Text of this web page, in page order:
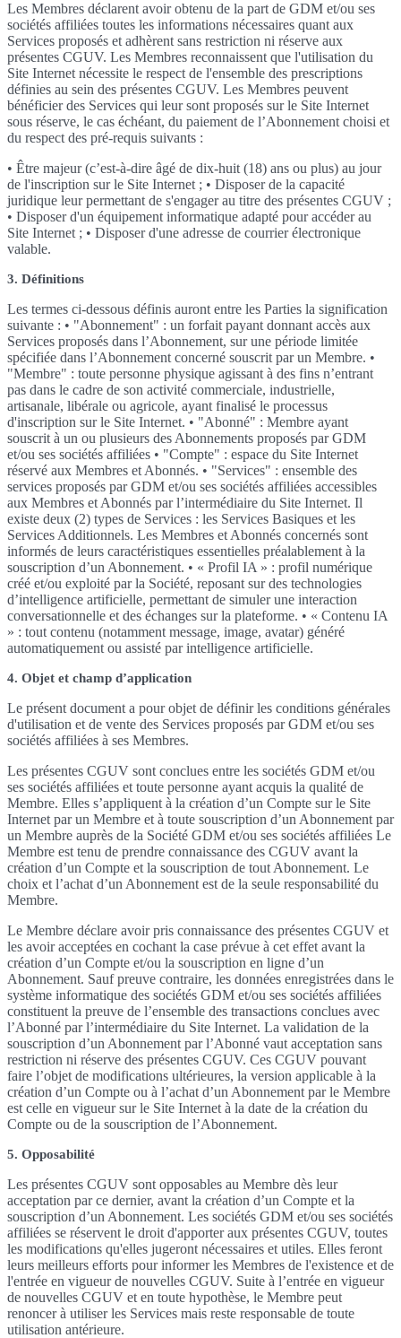
Les Membres déclarent avoir obtenu de la part de GDM et/ou ses
sociétés affiliées toutes les informations nécessaires quant aux
Services proposés et adhèrent sans restriction ni réserve aux
présentes CGUV. Les Membres reconnaissent que l'utilisation du
Site Internet nécessite le respect de l'ensemble des prescriptions
définies au sein des présentes CGUV. Les Membres peuvent
bénéficier des Services qui leur sont proposés sur le Site Internet
sous réserve, le cas échéant, du paiement de l’Abonnement choisi et
du respect des pré-requis suivants :
• Être majeur (c’est-à-dire âgé de dix-huit (18) ans ou plus) au jour
de l'inscription sur le Site Internet ; • Disposer de la capacité
juridique leur permettant de s'engager au titre des présentes CGUV ;
• Disposer d'un équipement informatique adapté pour accéder au
Site Internet ; • Disposer d'une adresse de courrier électronique
valable.
3. Définitions
Les termes ci-dessous définis auront entre les Parties la signification
suivante : • "Abonnement" : un forfait payant donnant accès aux
Services proposés dans l’Abonnement, sur une période limitée
spécifiée dans l’Abonnement concerné souscrit par un Membre. •
"Membre" : toute personne physique agissant à des fins n’entrant
pas dans le cadre de son activité commerciale, industrielle,
artisanale, libérale ou agricole, ayant finalisé le processus
d'inscription sur le Site Internet. • "Abonné" : Membre ayant
souscrit à un ou plusieurs des Abonnements proposés par GDM
et/ou ses sociétés affiliées • "Compte" : espace du Site Internet
réservé aux Membres et Abonnés. • "Services" : ensemble des
services proposés par GDM et/ou ses sociétés affiliées accessibles
aux Membres et Abonnés par l’intermédiaire du Site Internet. Il
existe deux (2) types de Services : les Services Basiques et les
Services Additionnels. Les Membres et Abonnés concernés sont
informés de leurs caractéristiques essentielles préalablement à la
souscription d’un Abonnement. • « Profil IA » : profil numérique
créé et/ou exploité par la Société, reposant sur des technologies
d’intelligence artificielle, permettant de simuler une interaction
conversationnelle et des échanges sur la plateforme. • « Contenu IA
» : tout contenu (notamment message, image, avatar) généré
automatiquement ou assisté par intelligence artificielle.
4. Objet et champ d’application
Le présent document a pour objet de définir les conditions générales
d'utilisation et de vente des Services proposés par GDM et/ou ses
sociétés affiliées à ses Membres.
Les présentes CGUV sont conclues entre les sociétés GDM et/ou
ses sociétés affiliées et toute personne ayant acquis la qualité de
Membre. Elles s’appliquent à la création d’un Compte sur le Site
Internet par un Membre et à toute souscription d’un Abonnement par
un Membre auprès de la Société GDM et/ou ses sociétés affiliées Le
Membre est tenu de prendre connaissance des CGUV avant la
création d’un Compte et la souscription de tout Abonnement. Le
choix et l’achat d’un Abonnement est de la seule responsabilité du
Membre.
Le Membre déclare avoir pris connaissance des présentes CGUV et
les avoir acceptées en cochant la case prévue à cet effet avant la
création d’un Compte et/ou la souscription en ligne d’un
Abonnement. Sauf preuve contraire, les données enregistrées dans le
système informatique des sociétés GDM et/ou ses sociétés affiliées
constituent la preuve de l’ensemble des transactions conclues avec
l’Abonné par l’intermédiaire du Site Internet. La validation de la
souscription d’un Abonnement par l’Abonné vaut acceptation sans
restriction ni réserve des présentes CGUV. Ces CGUV pouvant
faire l’objet de modifications ultérieures, la version applicable à la
création d’un Compte ou à l’achat d’un Abonnement par le Membre
est celle en vigueur sur le Site Internet à la date de la création du
Compte ou de la souscription de l’Abonnement.
5. Opposabilité
Les présentes CGUV sont opposables au Membre dès leur
acceptation par ce dernier, avant la création d’un Compte et la
souscription d’un Abonnement. Les sociétés GDM et/ou ses sociétés
affiliées se réservent le droit d'apporter aux présentes CGUV, toutes
les modifications qu'elles jugeront nécessaires et utiles. Elles feront
leurs meilleurs efforts pour informer les Membres de l'existence et de
l'entrée en vigueur de nouvelles CGUV. Suite à l’entrée en vigueur
de nouvelles CGUV et en toute hypothèse, le Membre peut
renoncer à utiliser les Services mais reste responsable de toute
utilisation antérieure.